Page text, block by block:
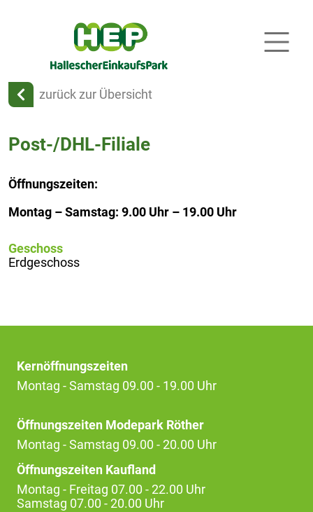
zurück zur Übersicht
Post-/DHL-Filiale
Öffnungszeiten:
Montag – Samstag: 9.00 Uhr – 19.00 Uhr
Geschoss
Erdgeschoss
Kernöffnungszeiten
Montag - Samstag 09.00 - 19.00 Uhr
Öffnungszeiten Modepark Röther
Montag - Samstag 09.00 - 20.00 Uhr
Öffnungszeiten Kaufland
Montag - Freitag 07.00 - 22.00 Uhr
Samstag 07.00 - 20.00 Uhr